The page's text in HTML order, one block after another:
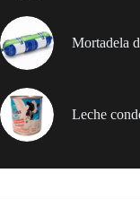
Mortadela
Leche